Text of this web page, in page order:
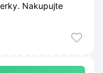
Nakupujte